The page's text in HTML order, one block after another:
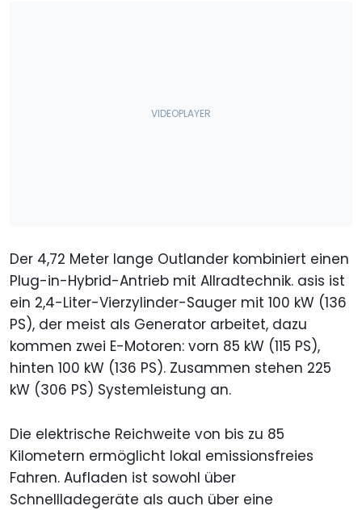
Der 4,72 Meter lange Outlander kombiniert einen
Plug-in-Hybrid-Antrieb mit Allradtechnik. asis ist
ein 2,4-Liter-Vierzylinder-Sauger mit 100 kW (136
PS), der meist als Generator arbeitet, dazu
kommen zwei E-Motoren: vorn 85 kW (115 PS),
hinten 100 kW (136 PS). Zusammen stehen 225
kW (306 PS) Systemleistung an.
Die elektrische Reichweite von bis zu 85
Kilometern ermöglicht lokal emissionsfreies
Fahren. Aufladen ist sowohl über
Schnellladegeräte als auch über eine